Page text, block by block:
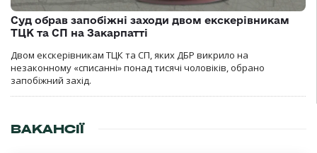
Суд обрав запобіжні заходи двом екскерівникам
ТЦК та СП на Закарпатті
Двом екскерівникам ТЦК та СП, яких ДБР викрило на
незаконному «списанні» понад тисячі чоловіків, обрано
запобіжний захід.
ВАКАНСІЇ